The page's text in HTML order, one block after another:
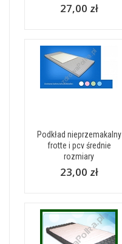
27,00 zł
Podkład nieprzemakalny
frotte i pcv średnie
rozmiary
23,00 zł